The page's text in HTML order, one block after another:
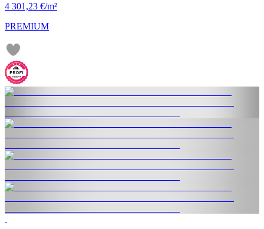
4 301,23 €/m²
PREMIUM